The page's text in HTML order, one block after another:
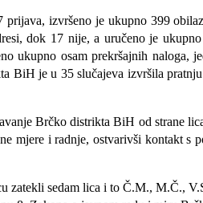
izvršeno je ukupno 399
dok 17 nije, a uručeno je
ukupno osam prekršajnih naloga,
je u 35 slučajeva izvršila
Brčko distrikta BiH od strane
i radnje, ostvarivši kontakt s
zatekli sedam lica i to Č.M., M.Č.,